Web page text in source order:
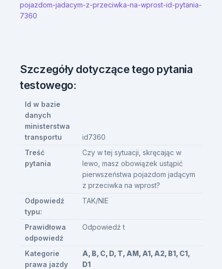
pojazdom-jadacym-z-przeciwka-na-wprost-id-pytania-
7360
Szczegóły dotyczące tego pytania
testowego:
Id w bazie
danych
ministerstwa
transportu
id7360
Treść
pytania
Czy w tej sytuacji, skręcając w
lewo, masz obowiązek ustąpić
pierwszeństwa pojazdom jadącym
z przeciwka na wprost?
Odpowiedź
typu:
TAK/NIE
Prawidłowa
odpowiedź
Odpowiedź t
Kategorie
prawa jazdy
A, B, C, D, T, AM, A1, A2, B1, C1,
D1